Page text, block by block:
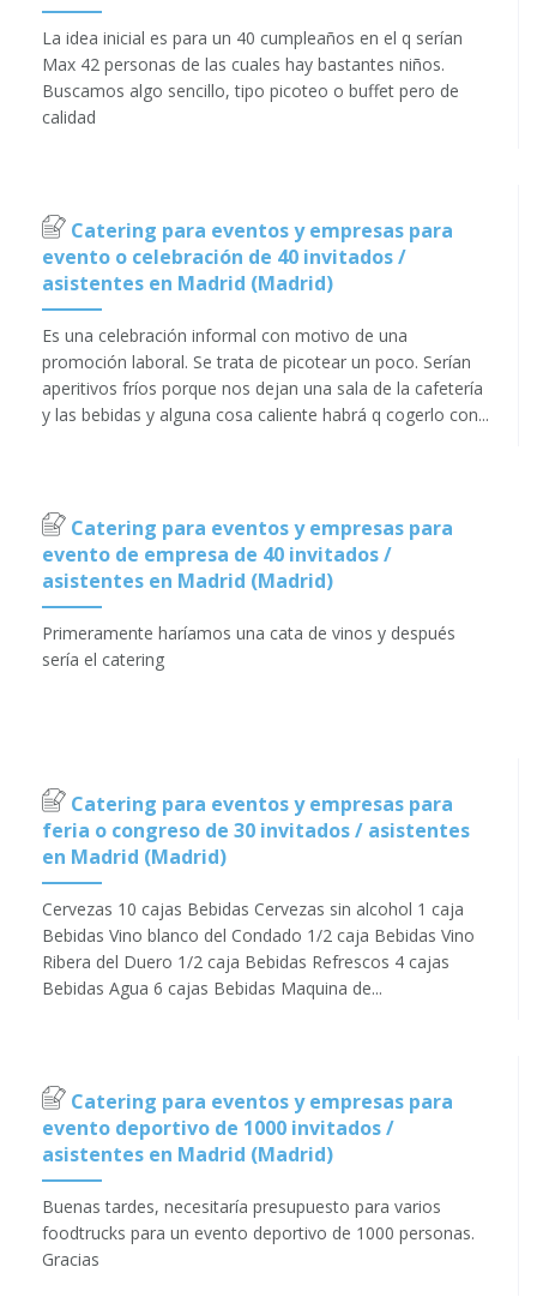
La idea inicial es para un 40 cumpleaños en el q serían
Max 42 personas de las cuales hay bastantes niños.
Buscamos algo sencillo, tipo picoteo o buffet pero de
calidad
Catering para eventos y empresas para
evento o celebración de 40 invitados /
asistentes en Madrid (Madrid)
Es una celebración informal con motivo de una
promoción laboral. Se trata de picotear un poco. Serían
aperitivos fríos porque nos dejan una sala de la cafetería
y las bebidas y alguna cosa caliente habrá q cogerlo con...
Catering para eventos y empresas para
evento de empresa de 40 invitados /
asistentes en Madrid (Madrid)
Primeramente haríamos una cata de vinos y después
sería el catering
Catering para eventos y empresas para
feria o congreso de 30 invitados / asistentes
en Madrid (Madrid)
Cervezas 10 cajas Bebidas Cervezas sin alcohol 1 caja
Bebidas Vino blanco del Condado 1/2 caja Bebidas Vino
Ribera del Duero 1/2 caja Bebidas Refrescos 4 cajas
Bebidas Agua 6 cajas Bebidas Maquina de...
Catering para eventos y empresas para
evento deportivo de 1000 invitados /
asistentes en Madrid (Madrid)
Buenas tardes, necesitaría presupuesto para varios
foodtrucks para un evento deportivo de 1000 personas.
Gracias